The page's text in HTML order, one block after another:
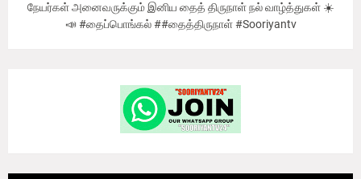
நேயர்கள் அனைவருக்கும் இனிய தைத் திருநாள் நல் வாழ்த்துகள் ☀️
📣 #தைப்பொங்கல் ##தைத்திருநாள் #Sooriyantv